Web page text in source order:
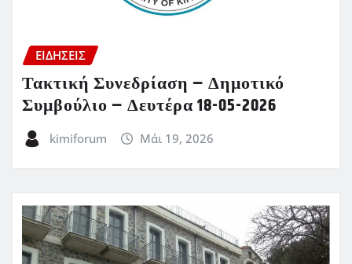
ΕΙΔΗΣΕΙΣ
Τακτική Συνεδρίαση – Δημοτικό
Συμβούλιο – Δευτέρα 18-05-2026
kimiforum Μάι 19, 2026